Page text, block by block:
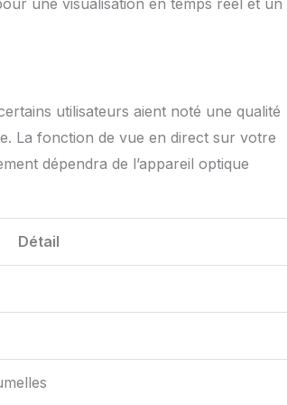
une visualisation en temps réel et un
utilisateurs aient noté une qualité
La fonction de vue en direct sur votre
dépendra de l’appareil optique
Détail